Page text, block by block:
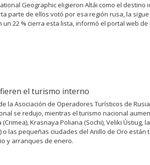
Geographic eligieron Altái como el destino
parte de ellos votó por esa región rusa, la sigue
un 22 % cierra esta lista, informó el portal web de
el turismo interno
la Asociación de Operadores Turísticos de
se redujo, mientras el turismo nacional
Krasnaya Poliana (Sochi), Veliki Ústiug,
o las pequeñas ciudades del Anillo de Oro están
y arranques de enero.